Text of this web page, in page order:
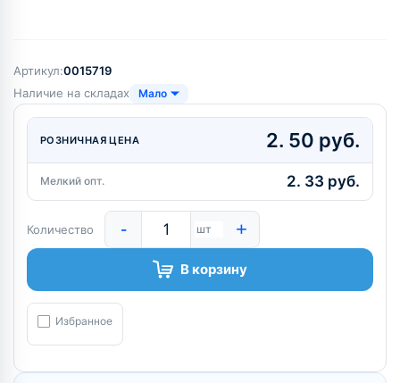
Артикул:0015719
Наличие на складах
Мало
РОЗНИЧНАЯ ЦЕНА 2. 50 руб.
Мелкий опт. 2. 33 руб.
Количество - шт +
В корзину
Избранное